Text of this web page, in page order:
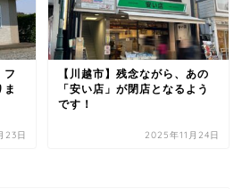
フ
ま
23日
【川越市】残念ながら、あの
「安い店」が閉店となるよう
です！
2025年11月24日